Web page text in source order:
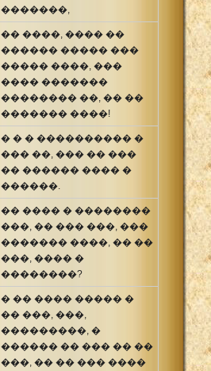
�������,
�� ����, ���� ��
������ ����� ���
����� ����, ���
���� �������
�������� ��, �� ��
������� ����!
� � � ���������� �
��� ��, ��� �� ���
�� ������ ���� �
������.
�� ���� � ��������
���, �� ��� ���, ���
������� ����, �� ��
���, ���� �
��������?
� �� ���� ����� �
�� ���, ���,
���������, �
������ �� ��� �� ��
���, �� �� ��� ����